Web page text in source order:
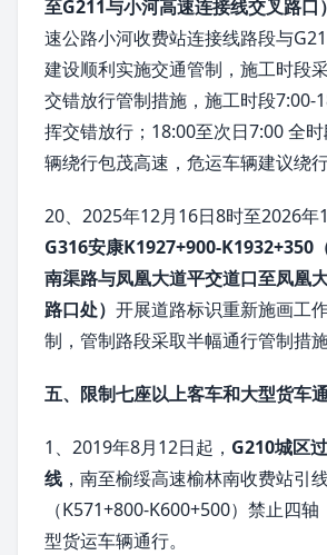
至G211与小河高速连接线交叉路口）
速公路小河收费站连接线路段与
建设顺利实施交通管制，施工时段
交错放行管制措施，施工时段7:00-
挥交错放行；18:00至次日7:00 全
辆绕行包茂高速，危运车辆建议绕行
20、2025年12月16日8时至2026年
G316安康K1927+900-K1932+350
南渠路与凤凰大道平交道口至凤凰
路口处） 开展道路标识重新施画工
制，管制路段采取半幅通行管制措施
五、限制七座以上客车和大型货车
1、2019年8月12日起， G210城区
线 ，南至榆绥高速榆林南收费站引
（K571+800-K600+500）禁止四
型货运车辆通行。